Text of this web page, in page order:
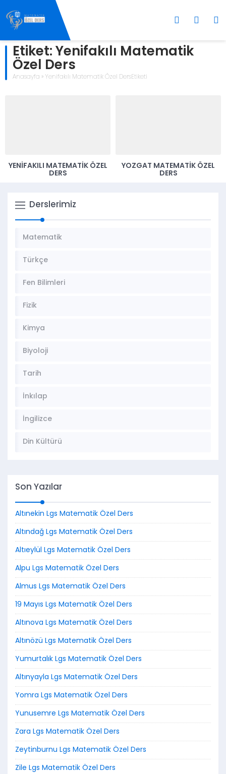
Etiket: Yenifakılı Matematik
Özel Ders
Anasayfa » Yenifakılı Matematik Özel DersEtiketi
YENIFAKILI MATEMATIK ÖZEL
DERS
YOZGAT MATEMATIK ÖZEL
DERS
Derslerimiz
Matematik
Türkçe
Fen Bilimleri
Fizik
Kimya
Biyoloji
Tarih
İnkılap
İngilizce
Din Kültürü
Son Yazılar
Altınekin Lgs Matematik Özel Ders
Altındağ Lgs Matematik Özel Ders
Altıeylül Lgs Matematik Özel Ders
Alpu Lgs Matematik Özel Ders
Almus Lgs Matematik Özel Ders
19 Mayıs Lgs Matematik Özel Ders
Altınova Lgs Matematik Özel Ders
Altınözü Lgs Matematik Özel Ders
Yumurtalık Lgs Matematik Özel Ders
Altınyayla Lgs Matematik Özel Ders
Yomra Lgs Matematik Özel Ders
Yunusemre Lgs Matematik Özel Ders
Zara Lgs Matematik Özel Ders
Zeytinburnu Lgs Matematik Özel Ders
Zile Lgs Matematik Özel Ders